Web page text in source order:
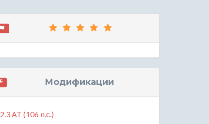
Модификации
2.3 AT (106 л.с.)